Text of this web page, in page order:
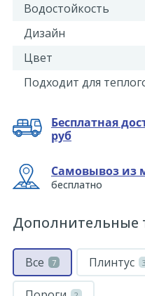
Водостойкость
Дизайн
Цвет
Подходит для
Бесплатная
руб
Самовывоз из
бесплатно
Дополнительные
Все 7 Плинтус 3